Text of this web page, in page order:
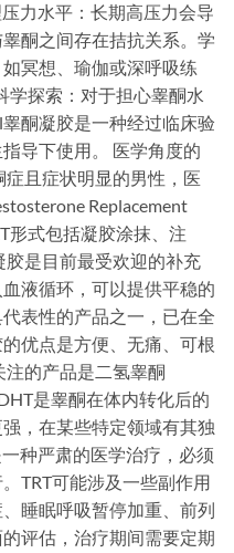
力水平：长期高压力会导
酮之间存在拮抗关系。学
冥想、瑜伽或深呼吸练
学探索：对于担心睾酮水
酮凝胶是一种经过临床验
导下使用。 医学角度的
且症状明显的男性，医
Replacement
形式包括凝胶涂抹、注
是目前最受欢迎的补充
液循环，可以提供平稳的
表性的产品之一，已在全
优点是方便、无痛、可根
的产品是二氢睾酮
是睾酮在体内转化后的
，在某些特定领域有其独
种严肃的医学治疗，必须
TRT可能涉及一些副作用
睡眠呼吸暂停加重、前列
评估，治疗期间需要定期